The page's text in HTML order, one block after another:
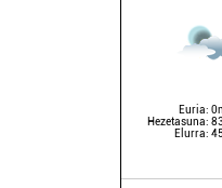
Euria:
Hezetasuna:
Elurra: